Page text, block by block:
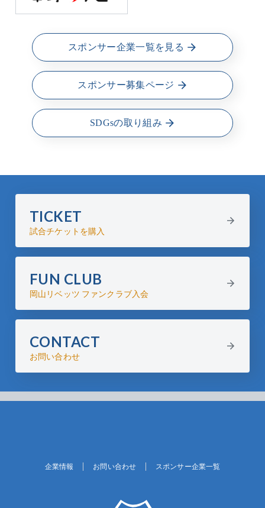
スポンサー企業一覧を見る
スポンサー募集ページ
SDGsの取り組み
TICKET
試合チケットを購入
FUN CLUB
岡山リベッツ ファンクラブ入会
CONTACT
お問い合わせ
企業情報 お問い合わせ スポンサー企業一覧